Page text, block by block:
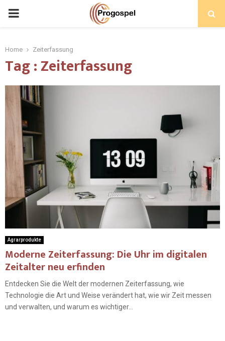
PRIMARY
Home Zeiterfassung
Tag : Zeiterfassung
Agrarprodukte
Moderne Zeiterfassung: Die Uhr im digitalen
Zeitalter neu erfinden
Entdecken Sie die Welt der modernen Zeiterfassung, wie
Technologie die Art und Weise verändert hat, wie wir Zeit messen
und verwalten, und warum es wichtiger...